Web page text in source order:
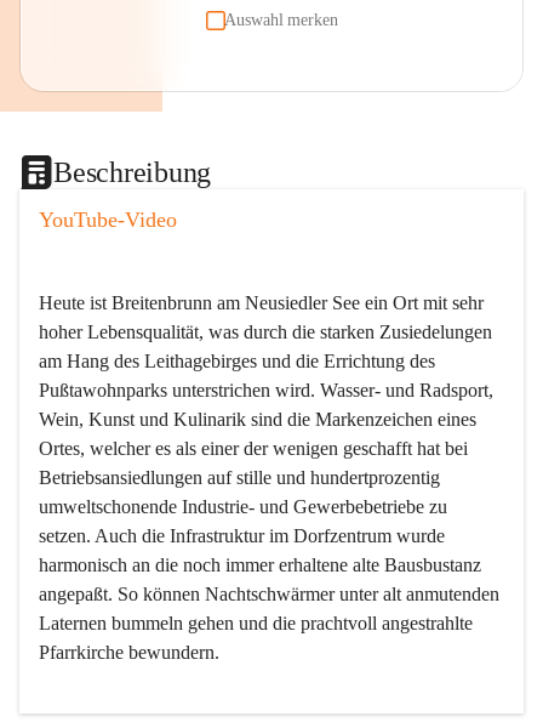
Auswahl merken
Beschreibung
YouTube-Video
Heute ist Breitenbrunn am Neusiedler See ein Ort mit sehr
hoher Lebensqualität, was durch die starken Zusiedelungen
am Hang des Leithagebirges und die Errichtung des
Pußtawohnparks unterstrichen wird. Wasser- und Radsport,
Wein, Kunst und Kulinarik sind die Markenzeichen eines
Ortes, welcher es als einer der wenigen geschafft hat bei
Betriebsansiedlungen auf stille und hundertprozentig
umweltschonende Industrie- und Gewerbebetriebe zu
setzen. Auch die Infrastruktur im Dorfzentrum wurde
harmonisch an die noch immer erhaltene alte Bausbustanz
angepaßt. So können Nachtschwärmer unter alt anmutenden
Laternen bummeln gehen und die prachtvoll angestrahlte
Pfarrkirche bewundern.
Der Weinbau dominert heute nicht mehr, ist aber integrativer